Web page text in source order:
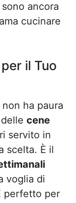
ancora
cucinare
il Tuo
ha paura
cene
servito in
scelta. È il
voglia di
perfetto per